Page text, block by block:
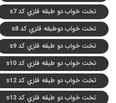
تخت خواب دو طبقه فلزي کد s7
تخت خواب دوطبقه فلزي کد s8
تخت خواب دو طبقه فلزي کد s9
تخت خواب دو طبقه فلزي کد s10
تخت خواب دو طبقه فلزي کد s12
تخت خواب دو طبقه فلزي کد s13